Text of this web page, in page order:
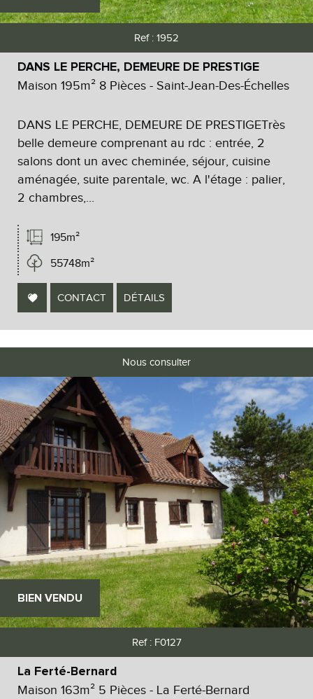
Ref : 1952
DANS LE PERCHE, DEMEURE DE PRESTIGE
Maison 195m² 8 Pièces - Saint-Jean-Des-Échelles
DANS LE PERCHE, DEMEURE DE PRESTIGETrès
belle demeure comprenant au rdc : entrée, 2
salons dont un avec cheminée, séjour, cuisine
aménagée, suite parentale, wc. A l'étage : palier,
2 chambres,...
195m²
55748m²
CONTACT DÉTAILS
BIEN VENDU
Nous consulter
Ref : F0127
La Ferté-Bernard
Maison 163m² 5 Pièces - La Ferté-Bernard